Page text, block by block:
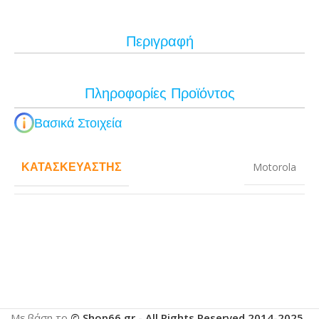
Περιγραφή
Πληροφορίες Προϊόντος
Βασικά Στοιχεία
ΚΑΤΑΣΚΕΥΑΣΤΉΣ Motorola